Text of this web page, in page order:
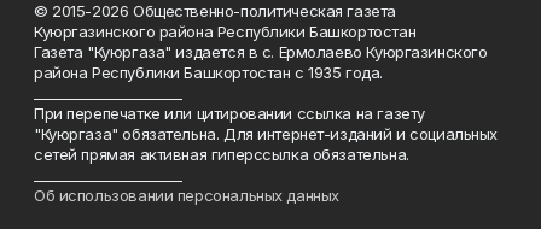
© 2015-2026 Общественно-политическая газета
Куюргазинского района Республики Башкортостан
Газета "Куюргаза" издается в с. Ермолаево Куюргазинского
района Республики Башкортостан с 1935 года.
При перепечатке или цитировании ссылка на газету
"Куюргаза" обязательна. Для интернет-изданий и социальных
сетей прямая активная гиперссылка обязательна.
Об использовании персональных данных